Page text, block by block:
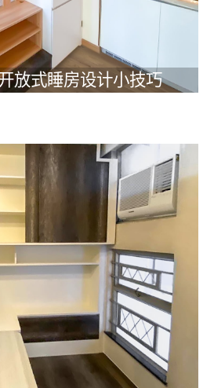
放式睡房设计小技巧